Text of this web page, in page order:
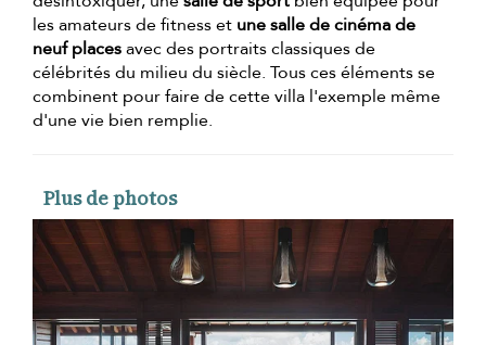
les amateurs de fitness et une salle de cinéma de
neuf placesavec des portraits classiques de
célébrités du milieu du siècle. Tous ces éléments se
combinent pour faire de cette villa l'exemple même
d'une vie bien remplie.
Plus de photos